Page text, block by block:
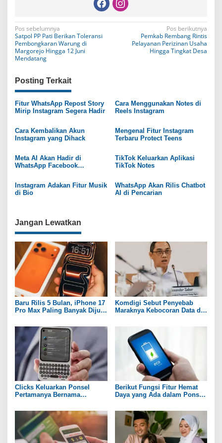
N
a
v
i
g
a
s
i
p
o
s
Pos sebelumnya
Satpol PP Pati Berikan Toleransi
Pembongkaran Warung di
Margorejo Hingga 12 Juni
Mendatang
Pos berikutnya
Pemkab Rembang Rintis
Pelayanan Perizinan Usaha
Hingga Tingkat Desa
Posting Terkait
Fitur WhatsApp Repost Story
Mirip Instagram Segera Hadir
Cara Menggunakan Notes di
Reels Instagram
Cara Kembalikan Akun
Instagram yang Dihack
Mengenal Fitur Instagram
Terbaru Protect Teens
Meta AI Akan Hadir di
WhatsApp Facebook
TikTok Keluarkan Aplikasi
TikTok Notes
Instagram Adakan Fitur Musik
di Bio
WhatsApp Akan Rilis Chatbot
AI di Pencarian
Jangan Lewatkan
Baru Rilis 5 Bulan, iPhone 17
Pro Max Paling Banyak Dijual
Komdigi Sebut Penyebab
Maraknya Kebocoran Data di
Clicks Keluarkan Ponsel
Pertamanya Bernama
Berikut Fungsi Fitur Hemat
Daya yang Ada dalam Ponsel